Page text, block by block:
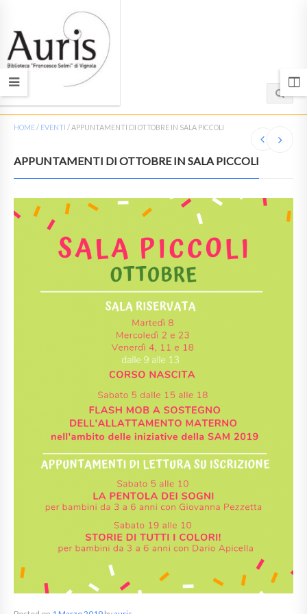
HOME/ EVENTI /APPUNTAMENTI DI OTTOBRE IN SALA PICCOLI
APPUNTAMENTI DI OTTOBRE IN SALA PICCOLI